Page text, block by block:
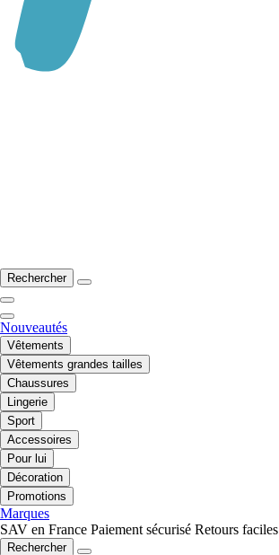
Rechercher
Nouveautés
Vêtements
Vêtements grandes tailles
Chaussures
Lingerie
Sport
Accessoires
Pour lui
Décoration
Promotions
Marques
SAV en France Paiement sécurisé Retours faciles
Rechercher